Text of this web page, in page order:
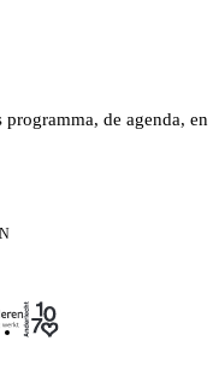
de agenda, en